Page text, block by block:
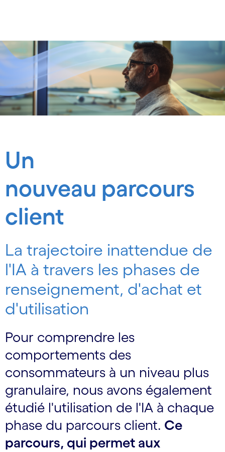
Un
nouveau parcours
client
La trajectoire inattendue de
l'IA à travers les phases de
renseignement, d'achat et
d'utilisation
Pour comprendre les
comportements des
consommateurs à un niveau plus
granulaire, nous avons également
étudié l'utilisation de l'IA à chaque
phase du parcours client. Ce
parcours, qui permet aux